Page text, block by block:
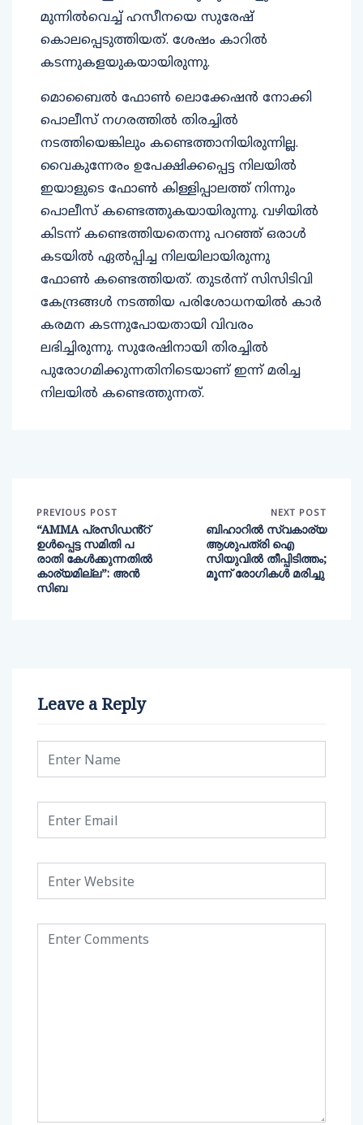
മുന്നില്‍വെച്ച് ഹസീനയെ സുരേഷ്
കൊലപ്പെടുത്തിയത്. ശേഷം കാറില്‍
കടന്നുകളയുകയായിരുന്നു.
മൊബൈല്‍ ഫോണ്‍ ലൊക്കേഷന്‍ നോക്കി
പൊലീസ് നഗരത്തില്‍ തിരച്ചില്‍
നടത്തിയെങ്കിലും കണ്ടെത്താനിയിരുന്നില്ല.
വൈകുന്നേരം ഉപേക്ഷിക്കപ്പെട്ട നിലയില്‍
ഇയാളുടെ ഫോണ്‍ കിള്ളിപ്പാലത്ത് നിന്നും
പൊലീസ് കണ്ടെത്തുകയായിരുന്നു. വഴിയില്‍
കിടന്ന് കണ്ടെത്തിയതെന്നു പറഞ്ഞ് ഒരാള്‍
കടയില്‍ ഏല്‍പ്പിച്ച നിലയിലായിരുന്നു
ഫോണ്‍ കണ്ടെത്തിയത്. തുടര്‍ന്ന് സിസിടിവി
കേന്ദ്രങ്ങള്‍ നടത്തിയ പരിശോധനയില്‍ കാര്‍
കരമന കടന്നുപോയതായി വിവരം
ലഭിച്ചിരുന്നു. സുരേഷിനായി തിരച്ചില്‍
പുരോഗമിക്കുന്നതിനിടെയാണ് ഇന്ന് മരിച്ച
നിലയില്‍ കണ്ടെത്തുന്നത്.
PREVIOUS POST
“AMMA പ്രസിഡൻ്റ്
ഉൾപ്പെട്ട സമിതി പ
രാതി കേൾക്കുന്നതിൽ
കാര്യമില്ല”: അൻ
സിബ
NEXT POST
ബിഹാറിൽ സ്വകാര്യ
ആശുപത്രി ഐ
സിയുവിൽ തീപ്പിടിത്തം;
മൂന്ന് രോഗികൾ മരിച്ചു
Leave a Reply